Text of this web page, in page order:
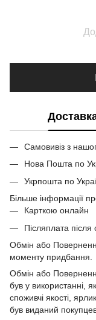
Самовивіз з
Нова Пошта по
Укрпошта по
Більше інформації
Карткою онлайн
Післяплата
Обмін або
моменту придбання.
Обмін або
був у використанні,
споживчі якості,
був виданий